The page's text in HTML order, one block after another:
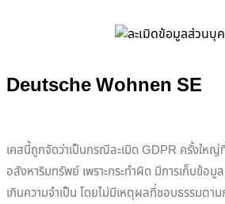
Deutsche Wohnen SE
เคสนี้ถูกจัดว่าเป็นกรณีละเมิด GDPR ครั้งใหญ่
อสังหาริมทรัพย์ เพราะกระทำผิด มีการเก็บข้อ
เกินความจำเป็น โดยไม่มีเหตุผลที่ชอบธรรมตา